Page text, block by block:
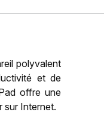
polyvalent
et de
offre une
sur Internet.